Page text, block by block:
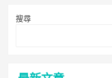
搜尋